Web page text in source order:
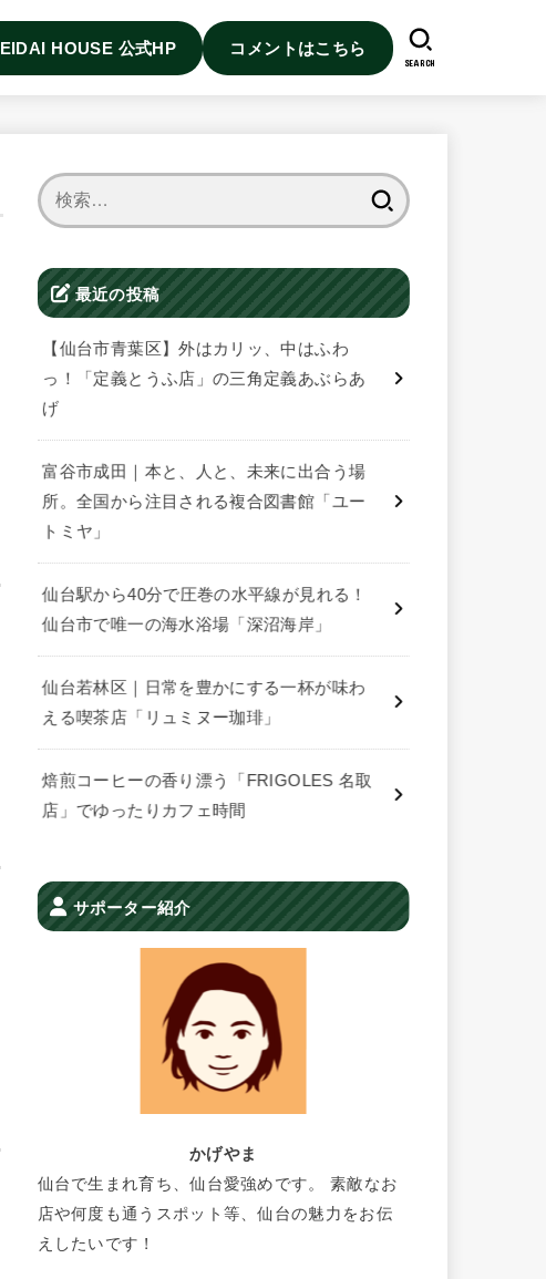
EIDAI HOUSE 公式HP コメントはこちら
SEARCH
最近の投稿
【仙台市青葉区】外はカリッ、中はふわ
っ！「定義とうふ店」の三角定義あぶらあ
げ
富谷市成田｜本と、人と、未来に出合う場
所。全国から注目される複合図書館「ユー
トミヤ」
仙台駅から40分で圧巻の水平線が見れる！
仙台市で唯一の海水浴場「深沼海岸」
仙台若林区｜日常を豊かにする一杯が味わ
える喫茶店「リュミヌー珈琲」
焙煎コーヒーの香り漂う「FRIGOLES 名取
店」でゆったりカフェ時間
サポーター紹介
かげやま
仙台で生まれ育ち、仙台愛強めです。 素敵なお
店や何度も通うスポット等、仙台の魅力をお伝
えしたいです！